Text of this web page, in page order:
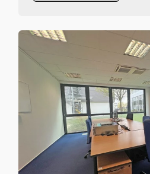
Um den Download zu
Sie bitte das Formular
wird ihnen
zugeschickt.
*